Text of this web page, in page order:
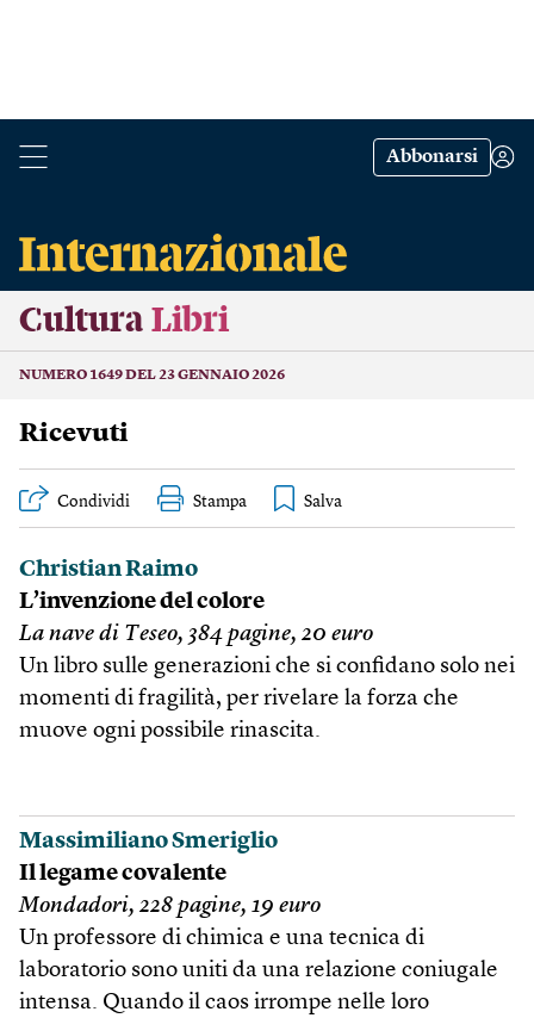
Abbonarsi
Cultura Libri
NUMERO 1649 DEL 23 GENNAIO 2026
Ricevuti
Condividi Stampa
Christian Raimo
L’invenzione del colore
La nave di Teseo, 384 pagine, 20 euro
Un libro sulle generazioni che si confidano solo nei
momenti di fragilità, per rivelare la forza che
muove ogni possibile rinascita.
Massimiliano Smeriglio
Il legame covalente
Mondadori, 228 pagine, 19 euro
Un professore di chimica e una tecnica di
laboratorio sono uniti da una relazione coniugale
intensa. Quando il caos irrompe nelle loro